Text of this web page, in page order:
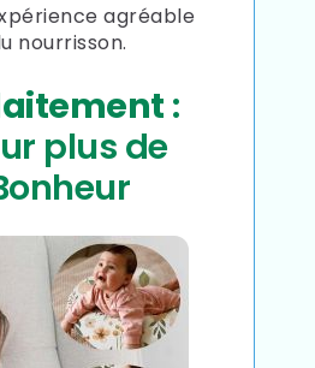
agréable
nourrisson.
:
plus de